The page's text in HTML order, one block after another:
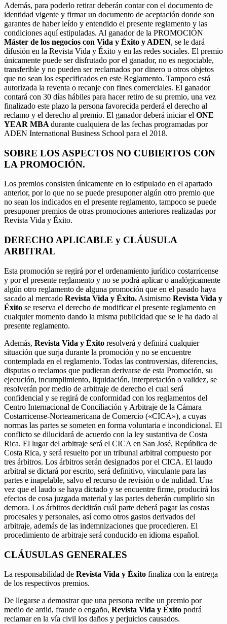
Además, para poderlo retirar deberán contar con el documento de
identidad vigente y firmar un documento de aceptación donde son
garantes de haber leído y entendido el presente reglamento y las
condiciones aquí estipuladas. Al ganador de la PROMOCIÓN
Máster de los negocios con Vida y Éxito y ADEN, se le dará
difusión en la Revista Vida y Éxito y en las redes sociales. El premio
únicamente puede ser disfrutado por el ganador, no es negociable,
transferible y no pueden ser reclamados por dinero u otros objetos
que no sean los especificados en este Reglamento. Tampoco está
autorizada la reventa o recanje con fines comerciales. El ganador
contará con 30 días hábiles para hacer retiro de su premio, una vez
finalizado este plazo la persona favorecida perderá el derecho al
reclamo y el derecho al premio. El ganador deberá iniciar el ONE
YEAR MBA durante cualquiera de las fechas programadas por
ADEN International Business School para el 2018.
SOBRE LOS ASPECTOS NO CUBIERTOS CON
LA PROMOCIÓN.
Los premios consisten únicamente en lo estipulado en el apartado
anterior, por lo que no se puede presuponer algún otro premio que
no sean los indicados en el presente reglamento, tampoco se puede
presuponer premios de otras promociones anteriores realizadas por
Revista Vida y Éxito.
DERECHO APLICABLE y CLÁUSULA
ARBITRAL
Esta promoción se regirá por el ordenamiento jurídico costarricense
y por el presente reglamento y no se podrá aplicar o analógicamente
algún otro reglamento de alguna promoción que en el pasado haya
sacado al mercado Revista Vida y Éxito. Asimismo Revista Vida y
Éxito se reserva el derecho de modificar el presente reglamento en
cualquier momento dando la misma publicidad que se le ha dado al
presente reglamento.
Además, Revista Vida y Éxito resolverá y definirá cualquier
situación que surja durante la promoción y no se encuentre
contemplada en el reglamento. Todas las controversias, diferencias,
disputas o reclamos que pudieran derivarse de esta Promoción, su
ejecución, incumplimiento, liquidación, interpretación o validez, se
resolverán por medio de arbitraje de derecho el cual será
confidencial y se regirá de conformidad con los reglamentos del
Centro Internacional de Conciliación y Arbitraje de la Cámara
Costarricense-Norteamericana de Comercio («CICA»), a cuyas
normas las partes se someten en forma voluntaria e incondicional. El
conflicto se dilucidará de acuerdo con la ley sustantiva de Costa
Rica. El lugar del arbitraje será el CICA en San José, República de
Costa Rica, y será resuelto por un tribunal arbitral compuesto por
tres árbitros. Los árbitros serán designados por el CICA. El laudo
arbitral se dictará por escrito, será definitivo, vinculante para las
partes e inapelable, salvo el recurso de revisión o de nulidad. Una
vez que el laudo se haya dictado y se encuentre firme, producirá los
efectos de cosa juzgada material y las partes deberán cumplirlo sin
demora. Los árbitros decidirán cuál parte deberá pagar las costas
procesales y personales, así como otros gastos derivados del
arbitraje, además de las indemnizaciones que procedieren. El
procedimiento de arbitraje será conducido en idioma español.
CLÁUSULAS GENERALES
La responsabilidad de Revista Vida y Éxito finaliza con la entrega
de los respectivos premios.
De llegarse a demostrar que una persona recibe un premio por
medio de ardid, fraude o engaño, Revista Vida y Éxito podrá
reclamar en la vía civil los daños y perjuicios causados.